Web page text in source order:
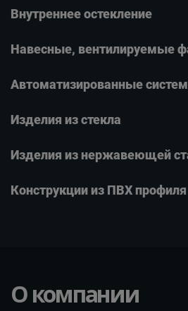
Внутреннее остекление
Навесные, вентилируе­мые
Автомати­зиро­ванные
Изде­лия ­из стекла
Изделия из нержаве­ющей
Конструкции из ПВХ профиля
О компании